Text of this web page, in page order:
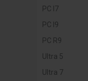
PC I7
PC I9
PC R9
Ultra 5
Ultra 7